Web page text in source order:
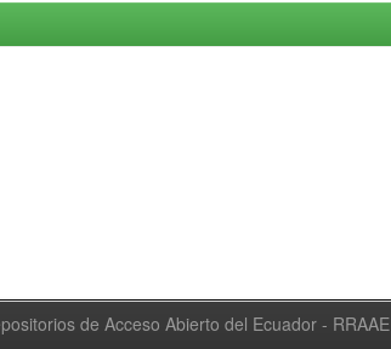
de Acceso Abierto del Ecuador - RRAAE